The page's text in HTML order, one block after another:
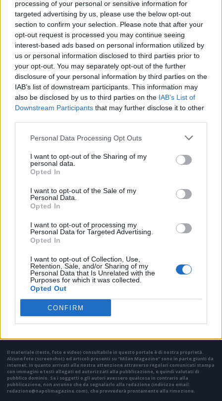
processing of your personal or sensitive information for
targeted advertising by us, please use the below opt-out
section to confirm your selection. Please note that after your
opt-out request is processed you may continue seeing
interest-based ads based on personal information utilized by
us or personal information disclosed to third parties prior to
your opt-out. You may separately opt-out of the further
disclosure of your personal information by third parties on the
IAB’s list of downstream participants. This information may
also be disclosed by us to third parties on the IAB’s List of
Downstream Participants that may further disclose it to other
Personal Data Processing Opt Outs
I want to opt-out of the Sharing of my
personal data.
Opted In
I want to opt-out of the Sale of my
Personal Data.
Opted In
I want to opt-out of processing my
Personal Data for Targeted Advertising.
Opted In
I want to opt-out of Collection, Use,
Retention, Sale, and/or Sharing of my
Personal Data that Is Unrelated with the
Purposes for which it was collected.
Opted Out
CONFIRM
lui si trova bene sia con Rrahmani che con Ostigard, quindi
meglio così. Ora bisogna aspettare Cajuste e Lindstrom.
Cajuste ha avuto difficoltà evidenti a Berlino, anche a Verona
aveva mostrato qualche passo falso. Ci sta, però: trovarsi
titolarissimo nel Napoli dall'oggi al domani non è da tutti. In
Champions avrei optato su Elmas, più pronto e rodato. Fossi
in Garcia, tornerei ad utilizzarlo come il primo dei titolari in
panchina. Poi non va dimenticato Gaetano, che può fare il
titolare in tante squadre di Serie A e anche nel Napoli può dire
la sua. Bisogna usare tutte le carte del mazzo, anche Demme,
VAI ALLA VERSIONE CLASSICA
Il materiale (testo, foto e video) consultabile in questo portale è di nostra proprietà.
Alcune foto (screenshot) ed articoli presenti su "Milan Magazine" sono in parte giunti da
internet, in quanto arrivati alla nostra attenzione attraverso regolari comunicati stampa
con immagini e testi allegati ed autorizzati alla pubblicazione, e quindi valutati di
pubblico dominio. Se i soggetti o gli autori avessero qualcosa in contrario alla
pubblicazione, non avranno che da segnalarlo alla redazione (indirizzo email:
redazione@napolimagazine.com), che provvederà prontamente alla rimozione.